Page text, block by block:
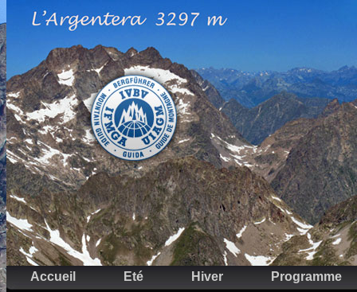
Accueil Eté Hiver Programme